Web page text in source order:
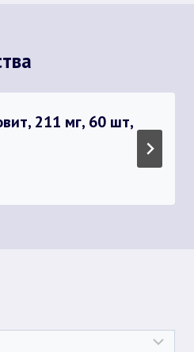
211 мг, 60 шт,